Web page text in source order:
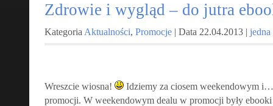
Zdrowie i wygląd – do jutra
Kategoria Aktualności, Promocje | Data 22.04.2013 |
Wreszcie wiosna!
Idziemy za ciosem weekendowym
promocji. W weekendowym dealu w promocji były